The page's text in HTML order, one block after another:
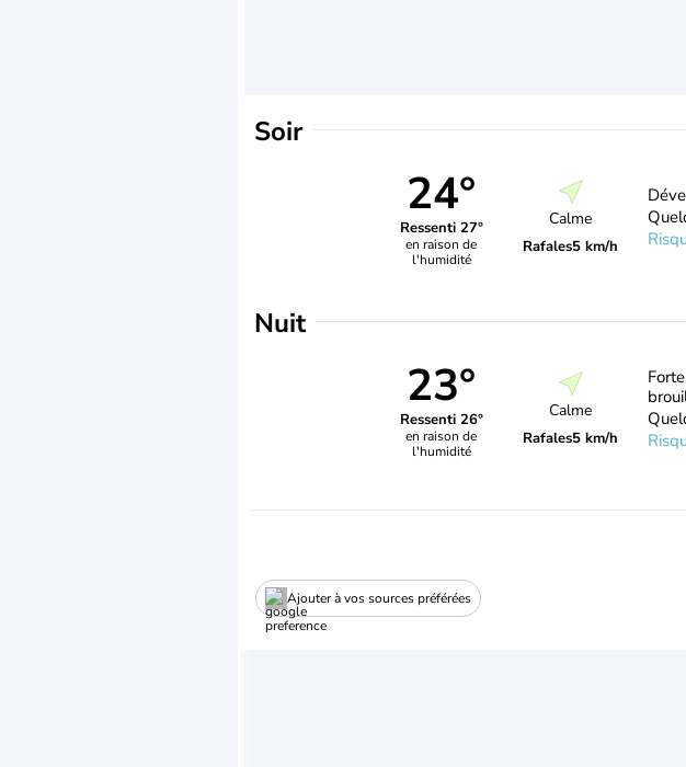
Soir
24°
Ressenti 27°
en raison de
l'humidité
Calme
Rafales5 km/h
Nuit
23°
Ressenti 26°
en raison de
l'humidité
Calme
Rafales5 km/h
Ajouter à vos sources préférées